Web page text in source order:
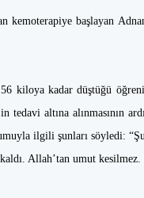
başlayan
kiloya kadar düştüğü
altına alınmasının
ilgili şunları söyledi:
Allah’tan umut kesilmez.